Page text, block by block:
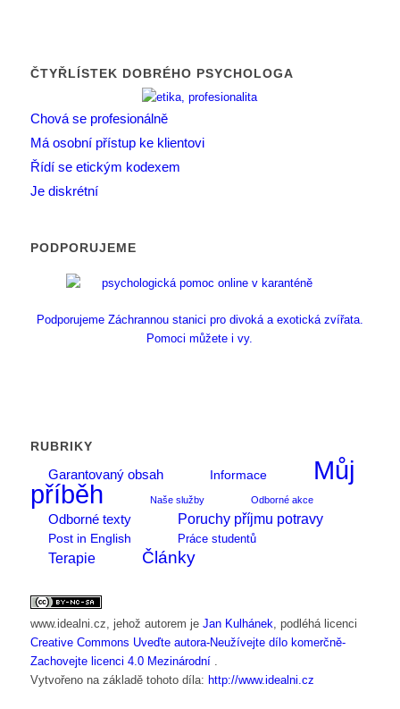
ČTYŘLÍSTEK DOBRÉHO PSYCHOLOGA
Chová se profesionálně
Má osobní přístup ke klientovi
Řídí se etickým kodexem
Je diskrétní
PODPORUJEME
Podporujeme Záchrannou stanici pro divoká a exotická zvířata.
Pomoci můžete i vy.
RUBRIKY
Garantovaný obsah
Informace
Můj
příběh
Naše služby Odborné akce
Odborné texty Poruchy příjmu potravy
Post in English Práce studentů
Terapie Články
www.idealni.cz , jehož autorem je Jan Kulhánek , podléhá licenci
Creative Commons Uveďte autora-Neužívejte dílo komerčně-
Zachovejte licenci 4.0 Mezinárodní
Vytvořeno na základě tohoto díla: http://www.idealni.cz